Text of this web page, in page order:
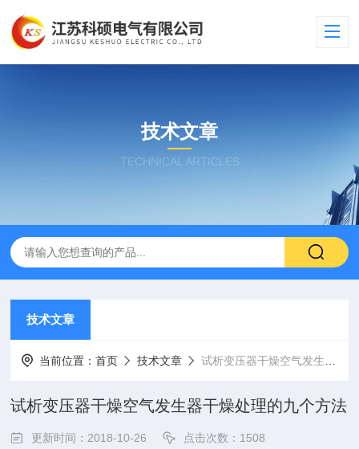
技术文章
TECHNICAL ARTICLES
技术文章
当前位置：首页 技术文章 试析变压器干燥空气发生器干燥处理的九个方法
试析变压器干燥空气发生器干燥处理的九个方法
更新时间：2018-10-26 点击次数：1508